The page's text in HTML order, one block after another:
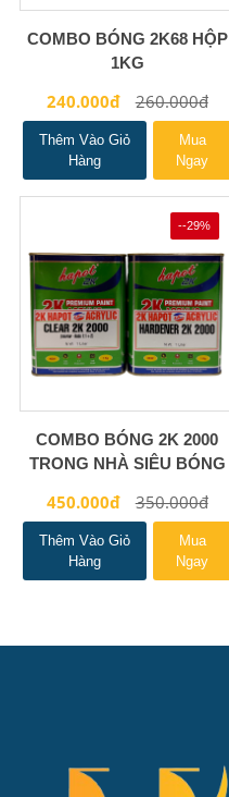
COMBO BÓNG 2K68 HỘP
1KG
240.000đ 260.000đ
Thêm Vào Giỏ
Hàng
Mua
Ngay
--29%
COMBO BÓNG 2K 2000
TRONG NHÀ SIÊU BÓNG
450.000đ 350.000đ
Thêm Vào Giỏ
Hàng
Mua
Ngay